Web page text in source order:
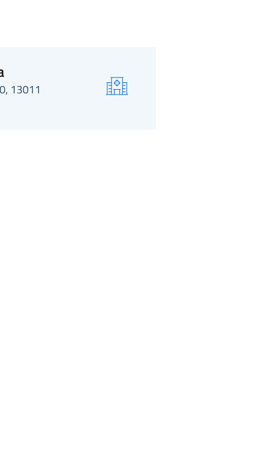
13011